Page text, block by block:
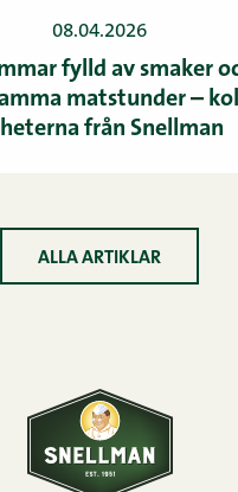
08.04.2026
fylld av smaker
matstunder –
från Snellman
ALLA ARTIKLAR